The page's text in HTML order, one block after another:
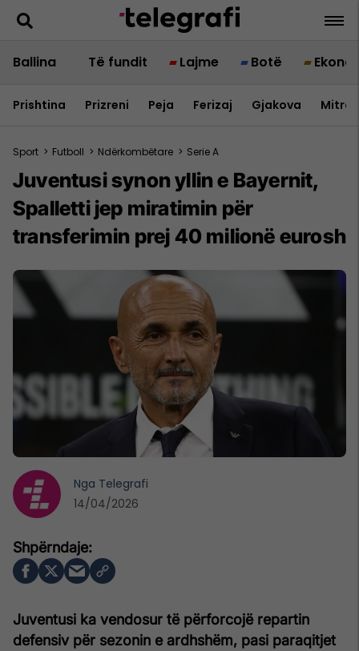
Ballina Të fundit Lajme Botë
Prishtina Prizreni Peja Ferizaj Gjakova
Sport > Futboll > Ndërkombëtare > Serie A
Juventusi synon yllin e Bayernit,
Spalletti jep miratimin për
transferimin prej 40 milionë eurosh
Juventusi ka vendosur të përforcojë repartin
defensiv për sezonin e ardhshëm, pasi paraqitjet
Nga Telegrafi
14/04/2026